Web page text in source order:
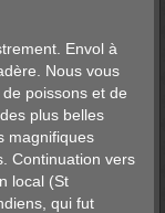
Envol à
Nous vous
poissons et de
plus belles
magnifiques
Continuation vers
local (St
qui fut